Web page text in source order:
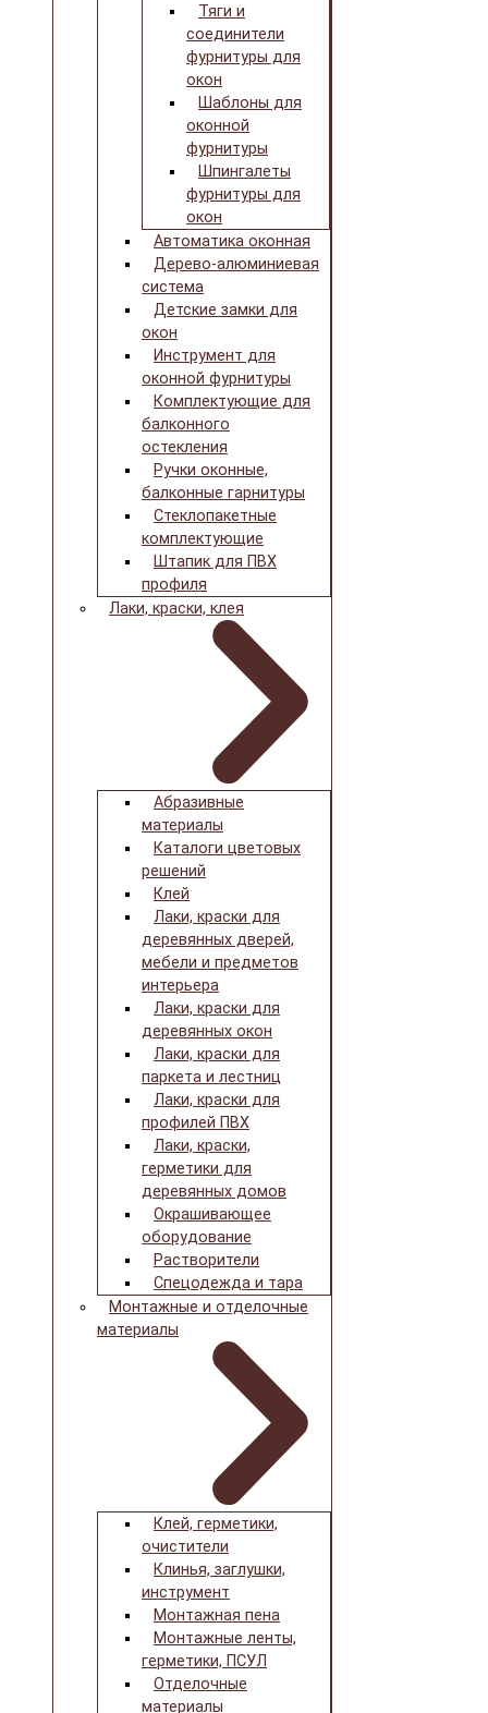
Тяги и
соединители
фурнитуры для
окон
Шаблоны для
оконной
фурнитуры
Шпингалеты
фурнитуры для
окон
Автоматика оконная
Дерево-алюминиевая
система
Детские замки для
окон
Инструмент для
оконной фурнитуры
Комплектующие для
балконного
остекления
Ручки оконные,
балконные гарнитуры
Стеклопакетные
комплектующие
Штапик для ПВХ
профиля
Лаки, краски, клея
Абразивные
материалы
Каталоги цветовых
решений
Клей
Лаки, краски для
деревянных дверей,
мебели и предметов
интерьера
Лаки, краски для
деревянных окон
Лаки, краски для
паркета и лестниц
Лаки, краски для
профилей ПВХ
Лаки, краски,
герметики для
деревянных домов
Окрашивающее
оборудование
Растворители
Спецодежда и тара
Монтажные и отделочные
материалы
Клей, герметики,
очистители
Клинья, заглушки,
инструмент
Монтажная пена
Монтажные ленты,
герметики, ПСУЛ
Отделочные
материалы